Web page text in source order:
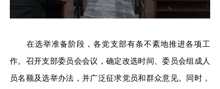
在选举准备阶段，各党支部有条不紊地推进各项工
作。召开支部委员会会议，确定改选时间、委员会组成人
员名额及选举办法，并广泛征求党员和群众意见。同时，